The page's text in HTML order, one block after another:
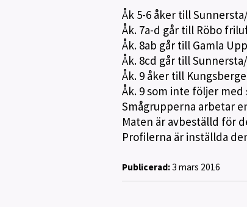
Åk 5-6 åker till
Åk. 7a-d går till Röbo
Åk. 8ab går till Gamla
Åk. 8cd går till
Åk. 9 åker till
Åk. 9 som inte följer
Smågrupperna arbetar
Maten är avbeställd för
Profilerna är inställda
Publicerad:3 mars 2016